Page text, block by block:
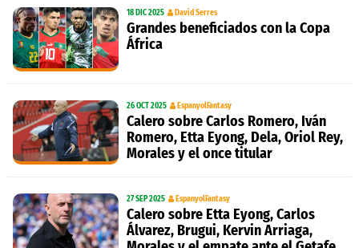
18 DIC 2025 David Serres
Grandes beneficiados con la Copa
África
26 OCT 2025 EspanyolFantasy
Calero sobre Carlos Romero, Iván
Romero, Etta Eyong, Dela, Oriol Rey,
Morales y el once titular
27 SEP 2025 EspanyolFantasy
Calero sobre Etta Eyong, Carlos
Álvarez, Brugui, Kervin Arriaga,